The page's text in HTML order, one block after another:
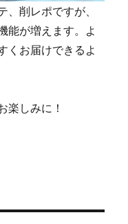
削レポですが、
能が増えます。よ
くお届けできるよ
楽しみに！